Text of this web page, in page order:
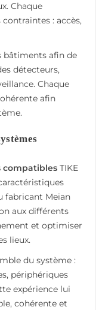
Chaque
: accès,
bâtiments afin de
détecteurs,
Chaque
afin
compatibles TIKE
fabricant Meian
aux différents
et optimiser
lieux.
du système :
périphériques
expérience lui
cohérente et